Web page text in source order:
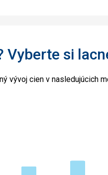
Vyberte si
vývoj cien v nasledujúcich